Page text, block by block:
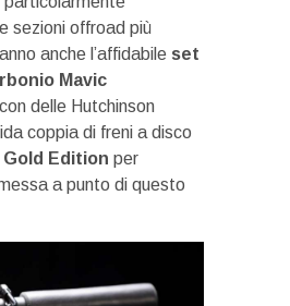
sezioni offroad più
anche l’affidabile set
Mavic
delle Hutchinson
coppia di freni a disco
Gold Edition per
a punto di questo